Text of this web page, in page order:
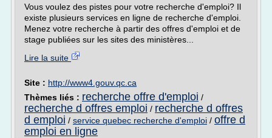
Vous voulez des pistes pour votre recherche d'emploi? Il
existe plusieurs services en ligne de recherche d'emploi.
Menez votre recherche à partir des offres d'emploi et de
stage publiées sur les sites des ministères...
Lire la suite
Site : http://www4.gouv.qc.ca
Thèmes liés : recherche offre d'emploi /
recherche d offres emploi / recherche d offres
d emploi / service quebec recherche d'emploi / offre d
emploi en ligne